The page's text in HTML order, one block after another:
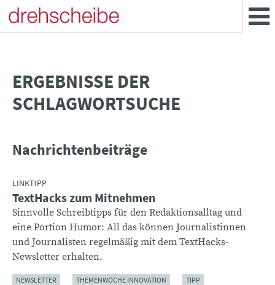
­ERGEBNISSE DER
SCHLAGWORTSUCHE
Nachrichtenbeiträge
LINKTIPP
TextHacks zum Mitnehmen
Sinnvolle Schreibtipps für den Redaktionsalltag und
eine Portion Humor: All das können Journalistinnen
und Journalisten regelmäßig mit dem TextHacks-
Newsletter erhalten.
NEWSLETTER THEMENWOCHE INNOVATION TIPP